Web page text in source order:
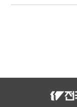
찾아보기